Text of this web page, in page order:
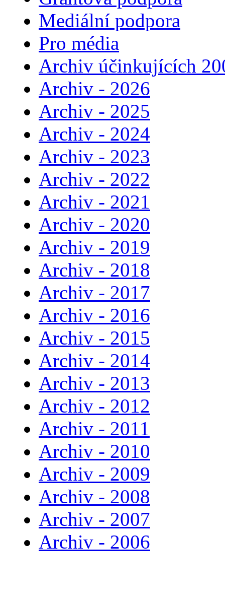
Mediální podpora
Pro média
Archiv účinkujících
Archiv - 2026
Archiv - 2025
Archiv - 2024
Archiv - 2023
Archiv - 2022
Archiv - 2021
Archiv - 2020
Archiv - 2019
Archiv - 2018
Archiv - 2017
Archiv - 2016
Archiv - 2015
Archiv - 2014
Archiv - 2013
Archiv - 2012
Archiv - 2011
Archiv - 2010
Archiv - 2009
Archiv - 2008
Archiv - 2007
Archiv - 2006